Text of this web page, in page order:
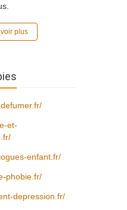
plus
et-
enfant.fr/
phobie.fr/
depression.fr/